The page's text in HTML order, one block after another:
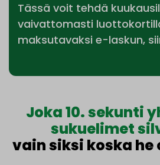
Tässä voit tehdä
vaivattomasti
maksutavaksi e-laskun,
Joka 10. sekunti
sukuelimet
vain siksi koska